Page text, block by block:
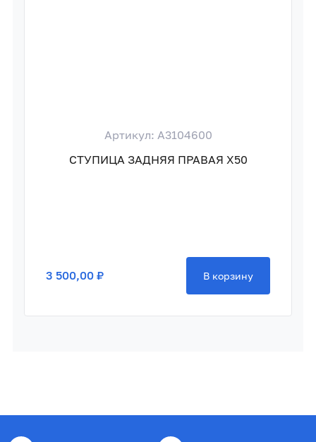
Артикул: A3104600
СТУПИЦА ЗАДНЯЯ ПРАВАЯ X50
3 500,00 ₽ В корзину